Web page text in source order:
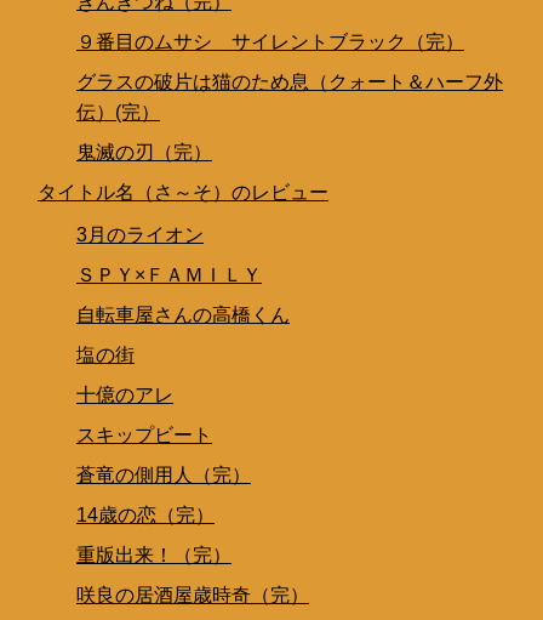
９番目のムサシ サイレントブラック（完）
グラスの破片は猫のため息（クォート＆ハーフ外
伝）(完）
鬼滅の刃（完）
タイトル名（さ～そ）のレビュー
3月のライオン
ＳＰＹ×ＦＡＭＩＬＹ
自転車屋さんの高橋くん
塩の街
十億のアレ
スキップビート
蒼竜の側用人（完）
14歳の恋（完）
重版出来！（完）
咲良の居酒屋歳時奇（完）